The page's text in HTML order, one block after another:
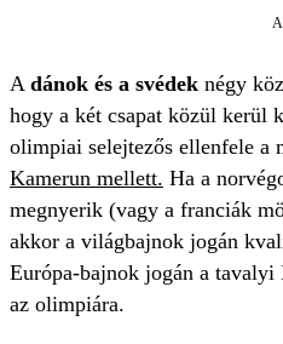
A dánok és a svédek négy
hogy a két csapat közül kerül
olimpiai selejtezős ellenfele a
Kamerun mellett. Ha a
megnyerik (vagy a franciák
akkor a világbajnok jogán
Európa-bajnok jogán a tavalyi
az olimpiára.